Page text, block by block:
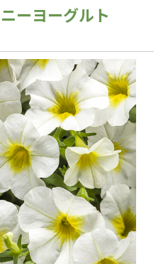
ーヨーグルト